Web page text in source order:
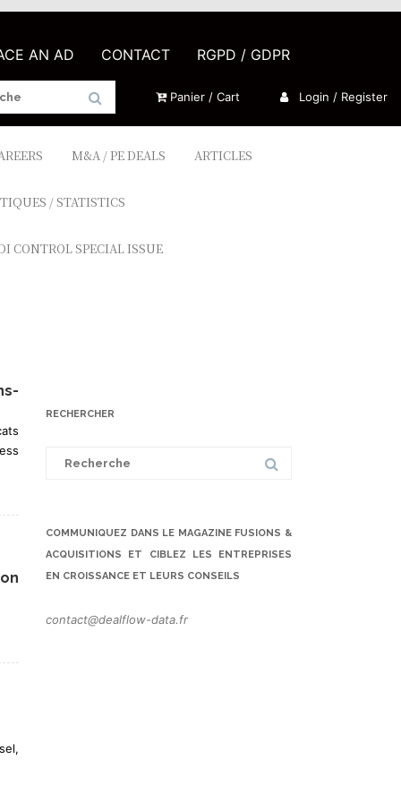
AN AD CONTACT RGPD / GDPR
Panier / Cart Login / Register
M&A / PE DEALS ARTICLES
/ STATISTICS
CONTROL SPECIAL ISSUE
RECHERCHER
COMMUNIQUEZ DANS LE MAGAZINE FUSIONS &
ACQUISITIONS ET CIBLEZ LES ENTREPRISES
EN CROISSANCE ET LEURS CONSEILS
contact@dealflow-data.fr